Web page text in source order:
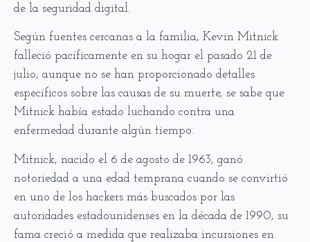
de la seguridad digital.
Según fuentes cercanas a la familia, Kevin Mitnick
falleció pacíficamente en su hogar el pasado 21 de
julio, aunque no se han proporcionado detalles
específicos sobre las causas de su muerte, se sabe que
Mitnick había estado luchando contra una
enfermedad durante algún tiempo.
Mitnick, nacido el 6 de agosto de 1963, ganó
notoriedad a una edad temprana cuando se convirtió
en uno de los hackers más buscados por las
autoridades estadounidenses en la década de 1990, su
fama creció a medida que realizaba incursiones en